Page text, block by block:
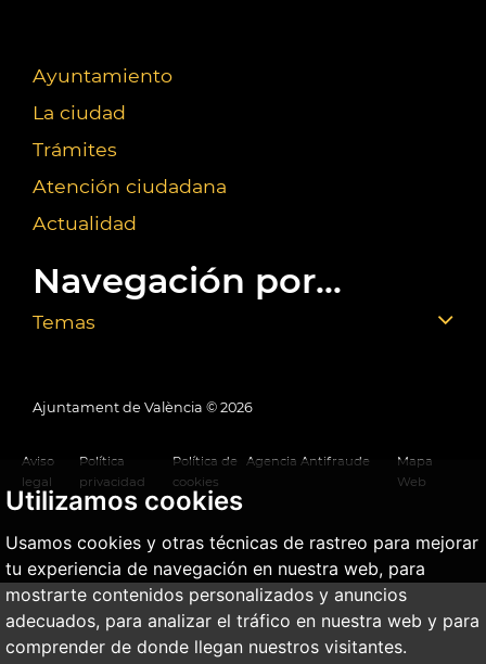
Utilizamos cookies
Usamos cookies y otras técnicas de rastreo para mejorar
tu experiencia de navegación en nuestra web, para
mostrarte contenidos personalizados y anuncios
adecuados, para analizar el tráfico en nuestra web y para
comprender de donde llegan nuestros visitantes.
Ayuntamiento
La ciudad
Trámites
Atención ciudadana
Actualidad
Navegación por...
Temas
Ajuntament de València © 2026
Aviso
legal
Política
privacidad
Política de
cookies
Agencia Antifraude
Mapa
Web